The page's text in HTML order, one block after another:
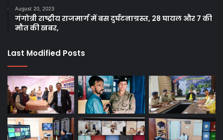
August 20, 2023
गंगोत्री राष्ट्रीय राजमार्ग में बस दुर्घटनाग्रस्त, 28 घायल और 7 की
मौत की खबर,
Last Modified Posts